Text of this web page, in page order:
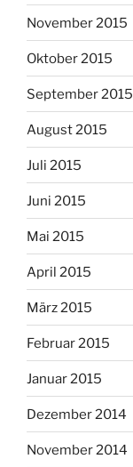
November 2015
Oktober 2015
September 2015
August 2015
Juli 2015
Juni 2015
Mai 2015
April 2015
März 2015
Februar 2015
Januar 2015
Dezember 2014
November 2014